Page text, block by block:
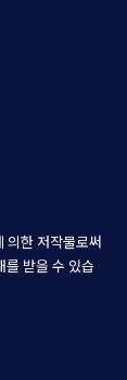
의한 저작물로써
받을 수 있습